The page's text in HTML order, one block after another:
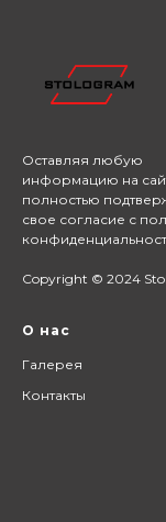
Оставляя любую
информацию на
полностью
свое согласие с
Copyright © 2024
О нас
Галерея
Контакты